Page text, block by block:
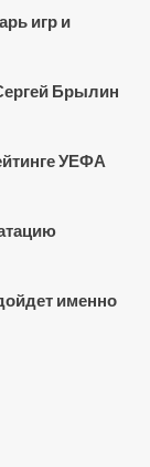
игр и
Брылин
УЕФА
именно